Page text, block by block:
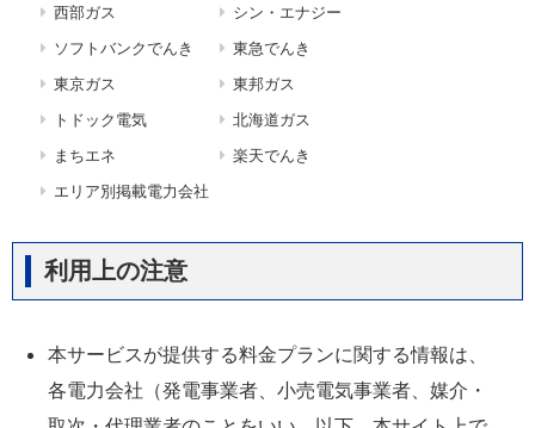
西部ガス
シン・エナジー
ソフトバンクでんき
東急でんき
東京ガス
東邦ガス
トドック電気
北海道ガス
まちエネ
楽天でんき
エリア別掲載電力会社
利用上の注意
本サービスが提供する料金プランに関する情報は、
各電力会社（発電事業者、小売電気事業者、媒介・